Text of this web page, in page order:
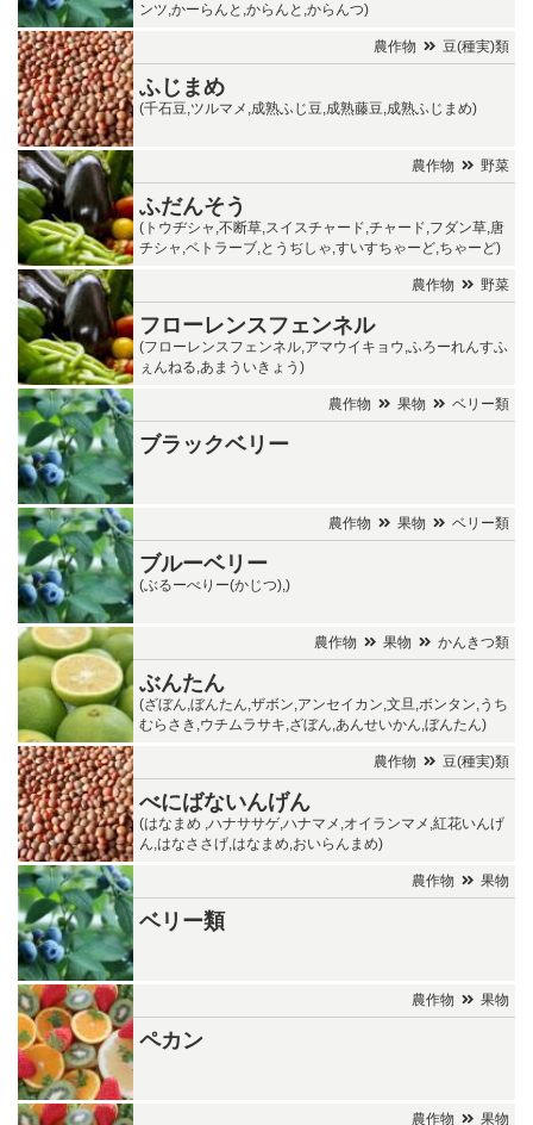
ンツ,かーらんと,からんと,からんつ)
農作物 豆(種実)類
ふじまめ
(千石豆,ツルマメ,成熟ふじ豆,成熟藤豆,成熟ふじまめ)
農作物 野菜
ふだんそう
(トウヂシャ,不断草,スイスチャード,チャード,フダン草,唐
チシャ,ベトラーブ,とうぢしゃ,すいすちゃーど,ちゃーど)
農作物 野菜
フローレンスフェンネル
(フローレンスフェンネル,アマウイキョウ,ふろーれんすふ
ぇんねる,あまういきょう)
農作物 果物 ベリー類
ブラックベリー
農作物 果物 ベリー類
ブルーベリー
(ぶるーべりー(かじつ),)
農作物 果物 かんきつ類
ぶんたん
(ざぼん,ぼんたん,ザボン,アンセイカン,文旦,ボンタン,うち
むらさき,ウチムラサキ,ざぼん,あんせいかん,ぼんたん)
農作物 豆(種実)類
べにばないんげん
(はなまめ ,ハナササゲ,ハナマメ,オイランマメ,紅花いんげ
ん,はなささげ,はなまめ,おいらんまめ)
農作物 果物
ベリー類
農作物 果物
ペカン
農作物 果物